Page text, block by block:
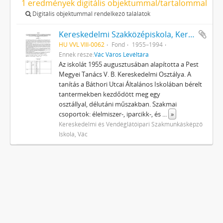
1 eredmények digitális objektummal/tartalommal
Digitális objektummal rendelkező találatok
Kereskedelmi Szakközépiskola, Kereskedelmi és Vendéglátóipari Szakmunkásképző Iskola (1965-ig Pest Megyei Tanács V. B. 2. sz. Kereskedelmi Tanulóiskolája, 1987-ig Vendéglátóipari Szakmunkásképző Iskola) Vác iratai
HU VVL VIII-0062 Fond
1955–1994
Ennek része:Vác Város Levéltára
Az iskolát 1955 augusztusában alapította a Pest
Megyei Tanács V. B. Kereskedelmi Osztálya. A
tanítás a Báthori Utcai Általános Iskolában bérelt
tantermekben kezdődött meg egy
osztállyal, délutáni műszakban. Szakmai
csoportok: élelmiszer-, iparcikk-, és ... »
Kereskedelmi és Vendéglátóipari Szakmunkásképző
Iskola, Vác